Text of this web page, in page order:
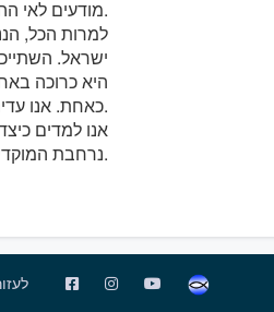
מודעים לאי ההבנה העלולה להיווצר בכנסייה בגין הצהרתנו אודות המשך השתייכותנו לעם היהודי.
למרות הכל,
ישראל.
היא כרוכה
כאחת. אנו עדים לטרגדיית הפרדתן ומבשרים את תקוות הפיוס העתידה לבוא.
אנו למדים
נרחבת המוקדשת לשירות העם היהודי וגוף המשיח גם יחד.